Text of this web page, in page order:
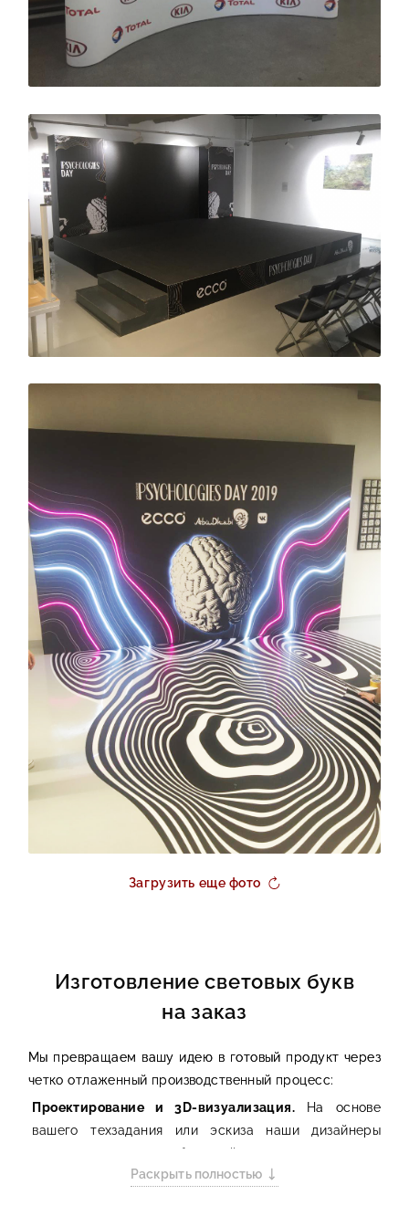
центре, на входной группе и даже как интерьерное
решение.
Применение световых букв
отраслях:
Фасадные вывески для магазинов, ресторанов,
офисов, гостиниц.
Навигация в торговых центрах и бизнес-центрах.
Рекламные конструкции на фонарных столбах и
билбордах.
Оформление витрин и зон продаж.
Декор для баров, клубов и мероприятий.
Загрузить еще фото
Изготовление световых букв
на заказ
Мы превращаем вашу идею в готовый продукт через
четко отлаженный производственный процесс:
Проектирование и 3D-визуализация. На основе
вашего техзадания или эскиза наши дизайнеры
создают макет будущей конструкции и
предоставляют вам 3D-визуализацию, чтобы вы
Раскрыть полностью